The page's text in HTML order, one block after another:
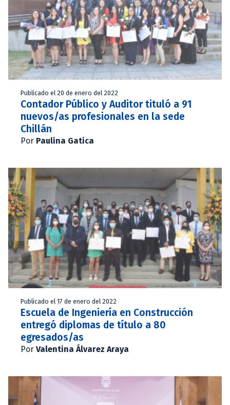
Publicado el 20 de enero del 2022
Contador Público y Auditor tituló a 91
nuevos/as profesionales en la sede
Chillán
Por Paulina Gatica
Publicado el 17 de enero del 2022
Escuela de Ingeniería en Construcción
entregó diplomas de título a 80
egresados/as
Por Valentina Álvarez Araya